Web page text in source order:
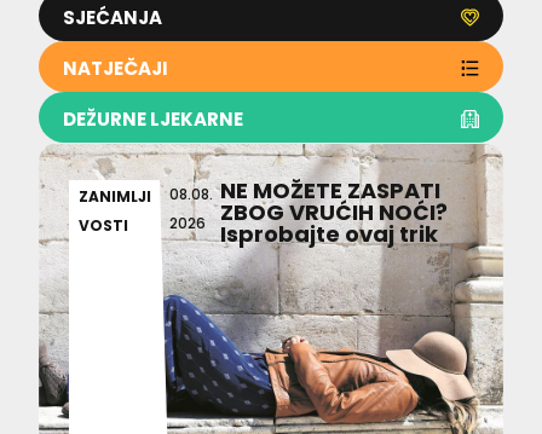
SJEĆANJA
NATJEČAJI
DEŽURNE LJEKARNE
ZANIMLJI
VOSTI
08.08.
2026
NE MOŽETE ZASPATI
ZBOG VRUĆIH NOĆI?
Isprobajte ovaj trik